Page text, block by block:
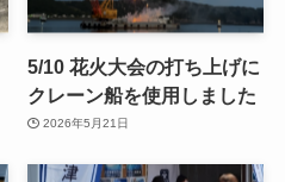
5/10 花火大会の打ち上げに
クレーン船を使用しました
2026年5月21日